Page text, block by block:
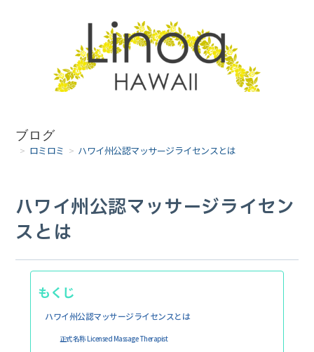
ブログ
> ロミロミ > ハワイ州公認マッサージライセンスとは
ハワイ州公認マッサージライセン
スとは
もくじ
ハワイ州公認マッサージライセンスとは
正式名称 Licensed Massage Therapist